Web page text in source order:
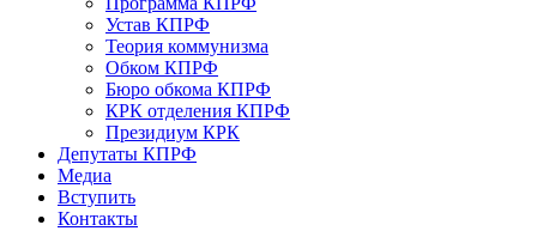
Устав КПРФ
Теория коммунизма
Обком КПРФ
Бюро обкома КПРФ
КРК отделения КПРФ
Президиум КРК
Депутаты КПРФ
Медиа
Вступить
Контакты